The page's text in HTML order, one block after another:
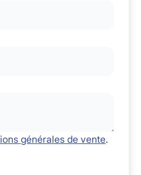
générales de vente.